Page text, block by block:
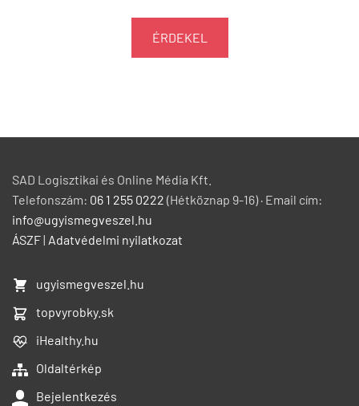
ÉRDEKEL
SAD Logisztikai és Online Média Kft.
Telefonszám: 06 1 255 0222
ÁSZF|Adatvédelmi nyilatkozat
ugyismegveszel.hu